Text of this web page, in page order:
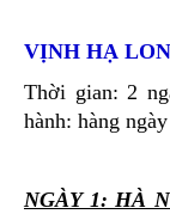
VỊNH HẠ
Thời gian: 2
hành: hàng ngày
NGÀY 1: HÀ